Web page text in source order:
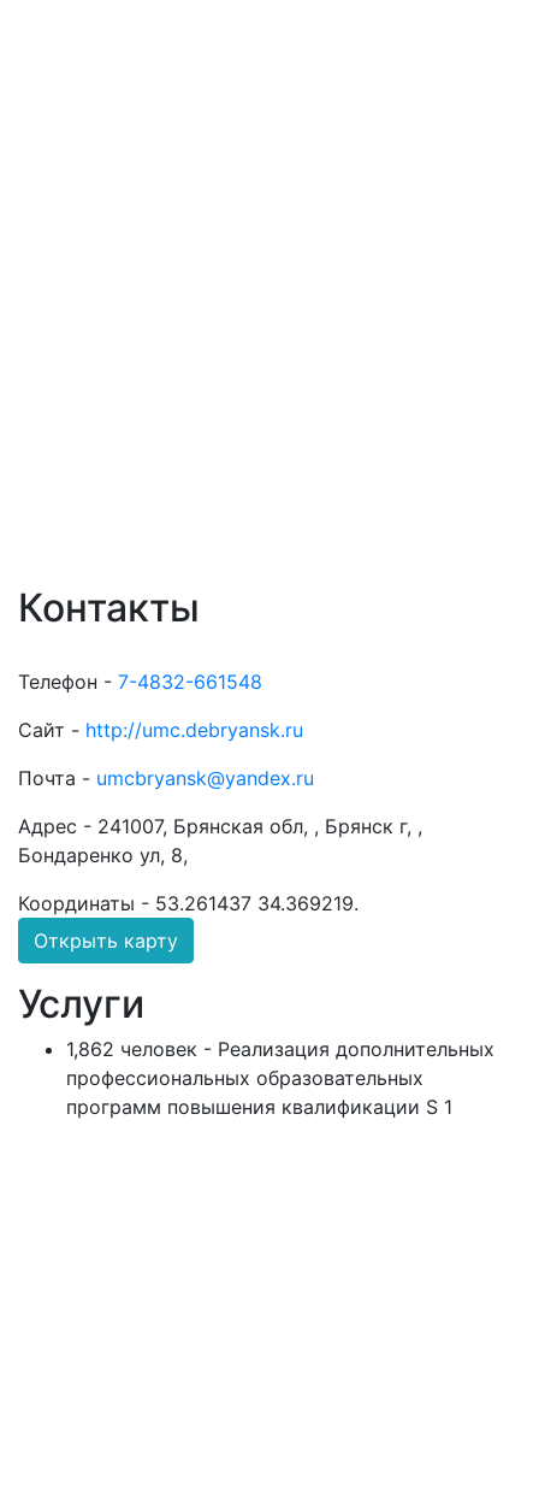
Контакты
Телефон - 7-4832-661548
Сайт - http://umc.debryansk.ru
Почта - umcbryansk@yandex.ru
Адрес - 241007, Брянская обл, , Брянск г, ,
Бондаренко ул, 8,
Координаты - 53.261437 34.369219.
Открыть карту
Услуги
1,862 человек - Реализация дополнительных
профессиональных образовательных
программ повышения квалификации S 1